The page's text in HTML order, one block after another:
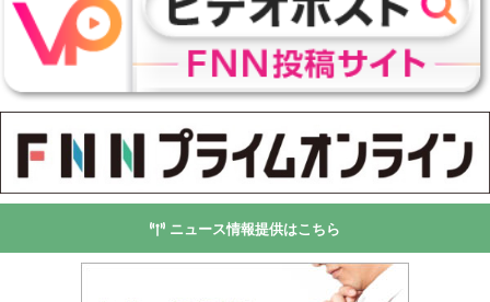
ニュース情報提供はこちら